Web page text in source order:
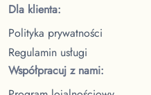
Dla klienta:
Polityka prywatności
Regulamin usługi
Współpracuj z nami: